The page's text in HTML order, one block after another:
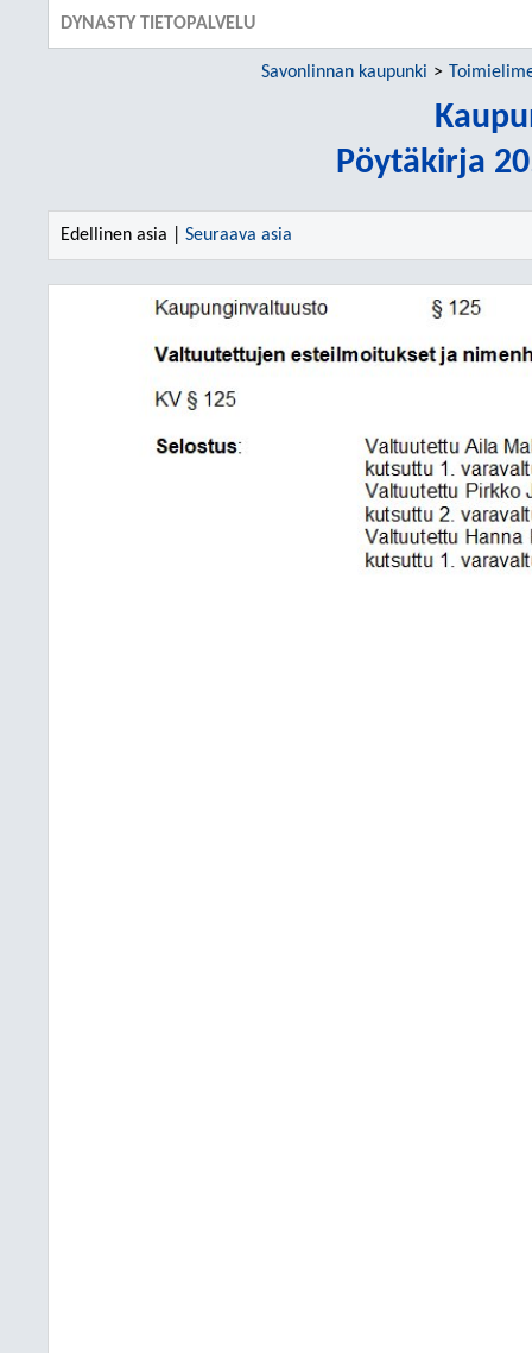
DYNASTY TIETOPALVELU
Savonlinnan kaupunki
Pöytäkirja
Edellinen asia | Seuraava asia